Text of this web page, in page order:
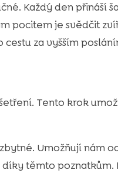
Každý den přináší
pocitem je svědčit
za vyšším
Tento krok
Umožňují nám
těmto poznatkům.